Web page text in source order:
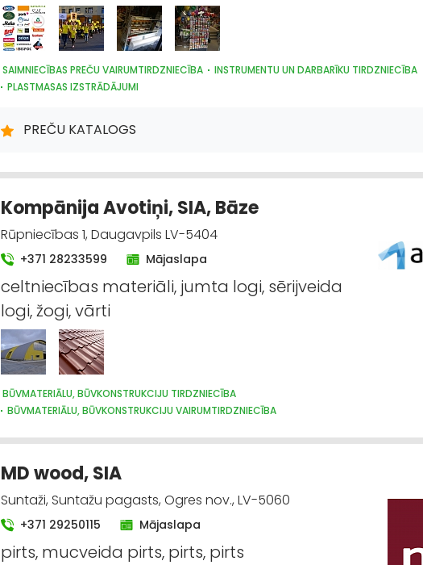
SAIMNIECĪBAS PREČU VAIRUMTIRDZNIECĪBA
INSTRUMENTU UN DARBARĪKU TIRDZNIECĪBA
PLASTMASAS IZSTRĀDĀJUMI
HIGIĒNAS PRECES
PREČU KATALOGS
Kompānija Avotiņi, SIA, Bāze
Rūpniecības 1, Daugavpils LV-5404
+371 28233599 Mājaslapa
celtniecības materiāli, jumta logi, sērijveida
logi, žogi, vārti
BŪVMATERIĀLU, BŪVKONSTRUKCIJU TIRDZNIECĪBA
BŪVMATERIĀLU, BŪVKONSTRUKCIJU VAIRUMTIRDZNIECĪBA
DURVIS, LOGI
METĀLA TIRDZNIECĪBA METĀLAPSTRĀDE
VĀRTI, ŽOGI
MD wood, SIA
Suntaži, Suntažu pagasts, Ogres nov., LV-5060
+371 29250115 Mājaslapa
pirts, mucveida pirts, pirts, pirts